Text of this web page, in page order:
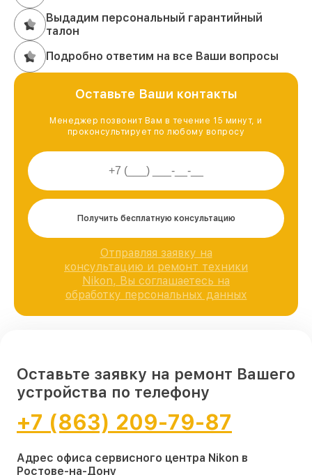
Выдадим персональный гарантийный
талон
Подробно ответим на все Ваши вопросы
Оставьте Ваши контакты
Менеджер позвонит Вам в течение 15 минут, и
проконсультирует по любому вопросу
Получить бесплатную консультацию
Отправляя заявку на
консультацию и ремонт техники
Nikon, Вы соглашаетесь на
обработку персональных данных
Оставьте заявку на ремонт Вашего
устройства по телефону
+7 (863) 209-79-87
Адрес офиса сервисного центра Nikon в
Ростове-на-Дону